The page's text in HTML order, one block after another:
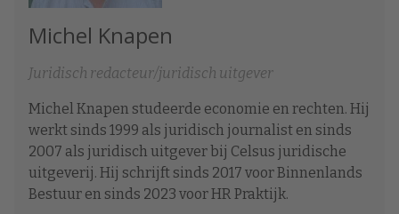
Michel Knapen
Juridisch redacteur/juridisch uitgever
Michel Knapen studeerde economie en rechten. Hij
werkt sinds 1999 als juridisch journalist en sinds
2007 als juridisch uitgever bij Celsus juridische
uitgeverij. Hij schrijft sinds 2017 voor Binnenlands
Bestuur en sinds 2023 voor HR Praktijk.